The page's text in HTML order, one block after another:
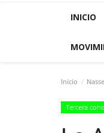
INICIO
Inicio
Tercera